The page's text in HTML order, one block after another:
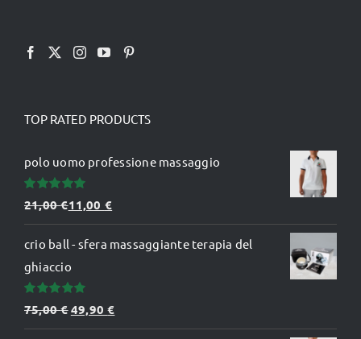
TOP RATED PRODUCTS
polo uomo professione massaggio
Valutato
5.00su 5
21,00€11,00 €
crio ball - sfera massaggiante terapia del
ghiaccio
Valutato
5.00su 5
75,00€Il
prezzo
49,90€
prezzo